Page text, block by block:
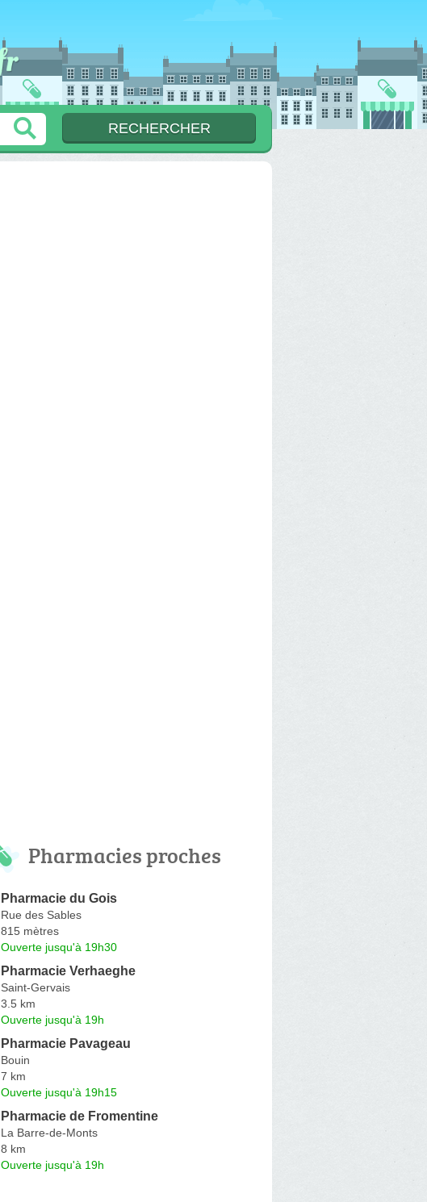
Pharmacies proches
Pharmacie du Gois
Rue des Sables
815 mètres
Ouverte jusqu'à 19h30
Pharmacie Verhaeghe
Saint-Gervais
3.5 km
Ouverte jusqu'à 19h
Pharmacie Pavageau
Bouin
7 km
Ouverte jusqu'à 19h15
Pharmacie de Fromentine
La Barre-de-Monts
8 km
Ouverte jusqu'à 19h